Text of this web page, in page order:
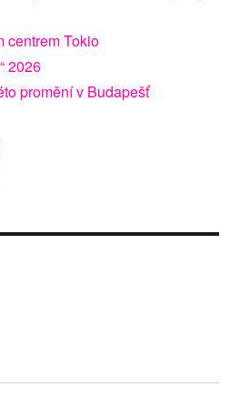
centrem Tokio
2026
promění v Budapešť